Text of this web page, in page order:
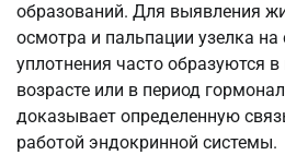
образований. Для выявления
осмотра и пальпации узелка на
уплотнения часто образуются
возрасте или в период
доказывает определенную
работой эндокринной системы.